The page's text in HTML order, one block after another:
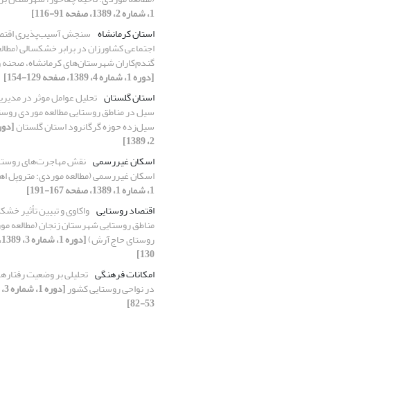
1، شماره 2، 1389، صفحه 91-116]
استان کرمانشاه سنجش آسیب‌پذیری
اجتماعی کشاورزان در برابر خشکسالی
گندم‌کاران شهرستان‌های کرمانشاه، صحنه
[دوره 1، شماره 4، 1389، صفحه 129-154]
استان گلستان تحلیل عوامل موثر در
سیل در مناطق روستایی مطالعه موردی
سیل‌زده حوزه گرگانرود استان گلستان
2، 1389]
اسکان غیررسمی نقش مهاجرت‌های
اسکان غیررسمی (مطالعه موردی: متروپل
1، شماره 1، 1389، صفحه 167-191]
اقتصاد روستایی واکاوی و تبیین تأثیر
مناطق روستایی شهرستان زنجان (مطالعه
روستای حاج‌آرش)
130]
امکانات فرهنگی تحلیلی بر وضعیت
در نواحی روستایی کشور
53-82]